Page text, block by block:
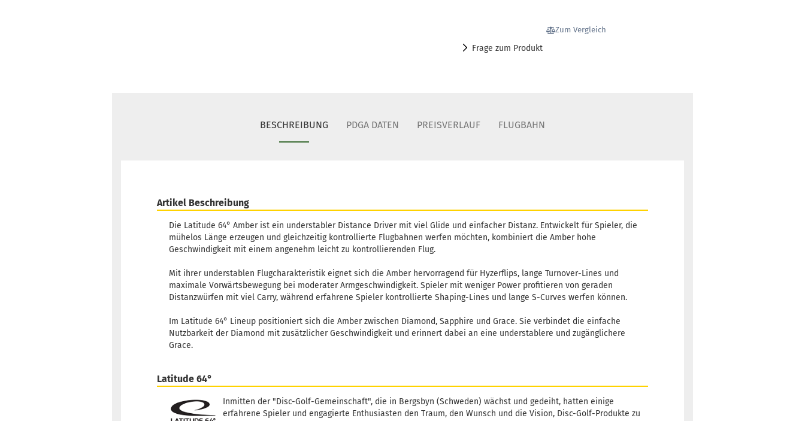
Zum Vergleich
Frage zum Produkt
BESCHREIBUNG PDGA DATEN PREISVERLAUF FLUGBAHN
Artikel Beschreibung
Die Latitude 64° Amber ist ein understabler Distance Driver mit viel Glide und einfacher Distanz. Entwickelt für Spieler, die
mühelos Länge erzeugen und gleichzeitig kontrollierte Flugbahnen werfen möchten, kombiniert die Amber hohe
Geschwindigkeit mit einem angenehm leicht zu kontrollierenden Flug.
Mit ihrer understablen Flugcharakteristik eignet sich die Amber hervorragend für Hyzerflips, lange Turnover-Lines und
maximale Vorwärtsbewegung bei moderater Armgeschwindigkeit. Spieler mit weniger Power profitieren von geraden
Distanzwürfen mit viel Carry, während erfahrene Spieler kontrollierte Shaping-Lines und lange S-Curves werfen können.
Im Latitude 64° Lineup positioniert sich die Amber zwischen Diamond, Sapphire und Grace. Sie verbindet die einfache
Nutzbarkeit der Diamond mit zusätzlicher Geschwindigkeit und erinnert dabei an eine understablere und zugänglichere
Grace.
Latitude 64°
Inmitten der "Disc-Golf-Gemeinschaft", die in Bergsbyn (Schweden) wächst und gedeiht, hatten einige
erfahrene Spieler und engagierte Enthusiasten den Traum, den Wunsch und die Vision, Disc-Golf-Produkte zu